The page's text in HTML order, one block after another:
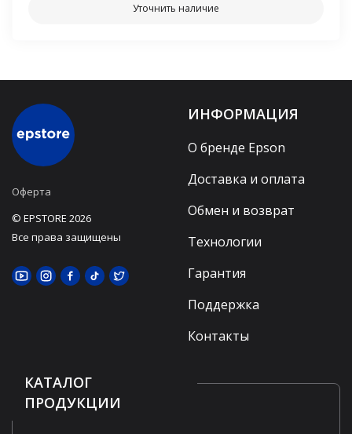
Уточнить наличие
Оферта
© EPSTORE 2026
Все права защищены
ИНФОРМАЦИЯ
О бренде Epson
Доставка и оплата
Обмен и возврат
Технологии
Гарантия
Поддержка
Контакты
КАТАЛОГ
ПРОДУКЦИИ